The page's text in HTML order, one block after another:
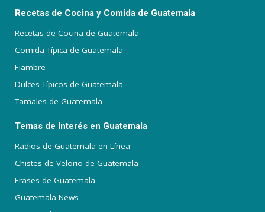
Recetas de Cocina y Comida de Guatemala
Recetas de Cocina de Guatemala
Comida Típica de Guatemala
Fiambre
Dulces Típicos de Guatemala
Tamales de Guatemala
Temas de Interés en Guatemala
Radios de Guatemala en Línea
Chistes de Velorio de Guatemala
Frases de Guatemala
Guatemala News